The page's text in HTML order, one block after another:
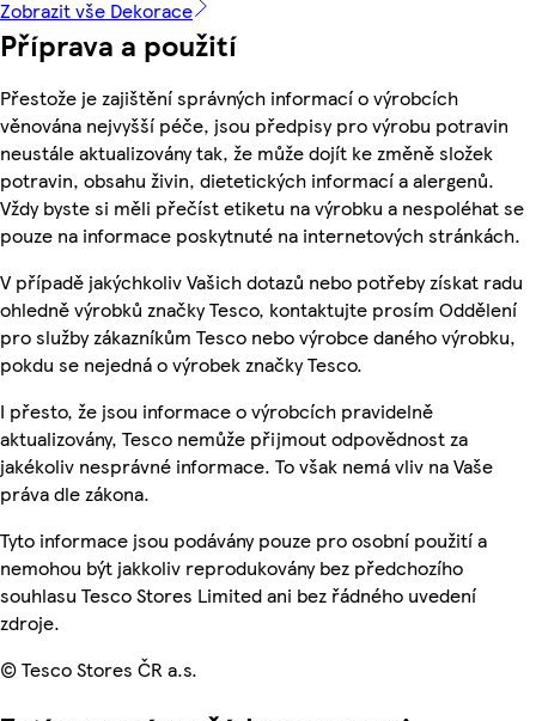
Zobrazit vše Dekorace
Příprava a použití
Přestože je zajištění správných informací o výrobcích
věnována nejvyšší péče, jsou předpisy pro výrobu potravin
neustále aktualizovány tak, že může dojít ke změně složek
potravin, obsahu živin, dietetických informací a alergenů.
Vždy byste si měli přečíst etiketu na výrobku a nespoléhat se
pouze na informace poskytnuté na internetových stránkách.
V případě jakýchkoliv Vašich dotazů nebo potřeby získat radu
ohledně výrobků značky Tesco, kontaktujte prosím Oddělení
pro služby zákazníkům Tesco nebo výrobce daného výrobku,
pokdu se nejedná o výrobek značky Tesco.
I přesto, že jsou informace o výrobcích pravidelně
aktualizovány, Tesco nemůže přijmout odpovědnost za
jakékoliv nesprávné informace. To však nemá vliv na Vaše
práva dle zákona.
Tyto informace jsou podávány pouze pro osobní použití a
nemohou být jakkoliv reprodukovány bez předchozího
souhlasu Tesco Stores Limited ani bez řádného uvedení
zdroje.
© Tesco Stores ČR a.s.